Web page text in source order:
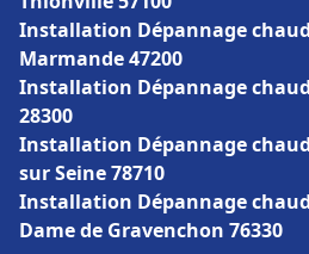
Installation Dépannage
Marmande 47200
Installation Dépannage
28300
Installation Dépannage
sur Seine 78710
Installation Dépannage
Dame de Gravenchon 76330